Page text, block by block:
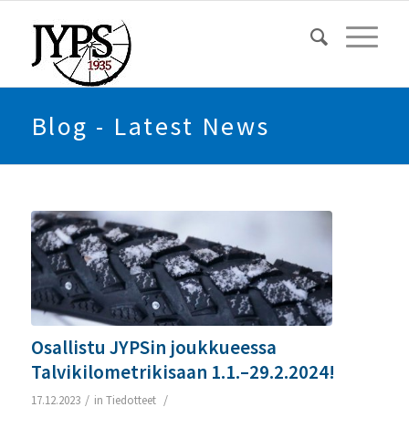
Blog - Latest News
Osallistu JYPSin joukkueessa
Talvikilometrikisaan 1.1.–29.2.2024!
17.12.2023 / in Tiedotteet /